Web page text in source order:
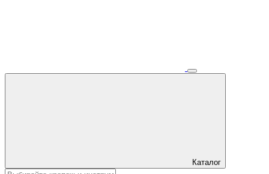
Каталог